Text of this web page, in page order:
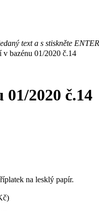
text a s stiskněte ENTER
v bazénu 01/2020 č.14
01/2020 č.14
na lesklý papír.
)